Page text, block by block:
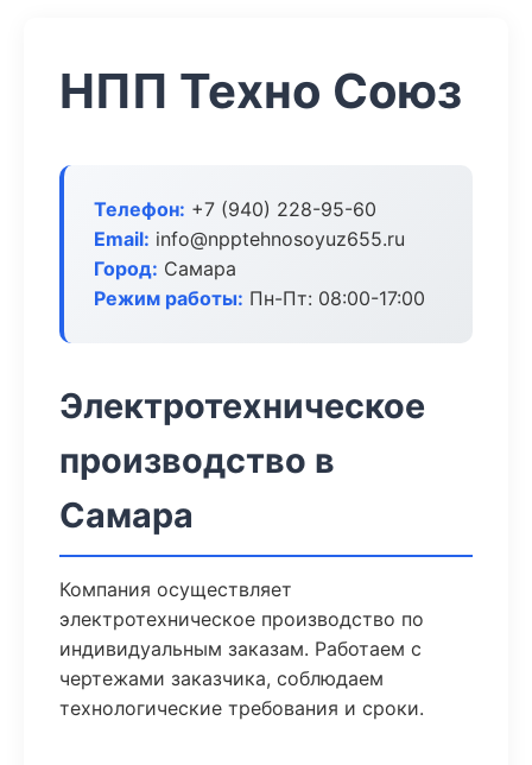
НПП Техно Союз
Телефон: +7 (940) 228-95-60
Email: info@npptehnosoyuz655.ru
Город: Самара
Режим работы: Пн-Пт: 08:00-17:00
Электротехническое
производство в
Самара
Компания осуществляет
электротехническое производство по
индивидуальным заказам. Работаем с
чертежами заказчика, соблюдаем
технологические требования и сроки.